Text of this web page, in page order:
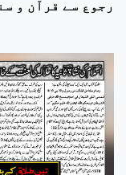
رجوع سے قرآن و